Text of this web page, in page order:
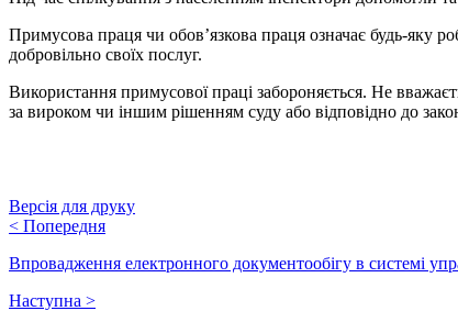
Примусова праця чи обов’язкова праця означає будь-яку
добровільно своїх послуг.
Використання примусової праці забороняється. Не
за вироком чи іншим рішенням суду або відповідно до
Версія для друку
< Попередня
Впровадження електронного документообігу в системі
Наступна >